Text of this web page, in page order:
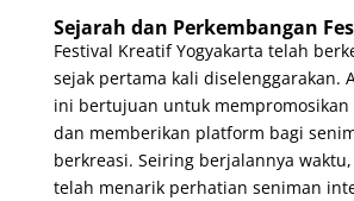
Sejarah dan Perkembangan
Festival Kreatif Yogyakarta telah
sejak pertama kali diselenggarakan.
ini bertujuan untuk mempromosikan
dan memberikan platform bagi
berkreasi. Seiring berjalannya
telah menarik perhatian seniman